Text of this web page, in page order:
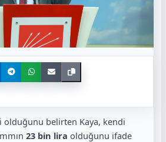
belirten Kaya, kendi
23 bin lira olduğunu ifade